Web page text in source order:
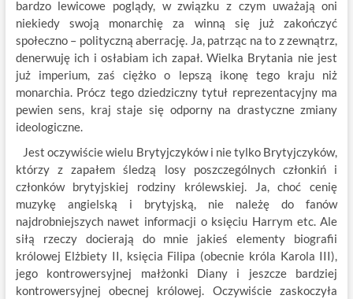
bardzo lewicowe poglądy, w związku z czym uważają oni
niekiedy swoją monarchię za winną się już zakończyć
społeczno – polityczną aberrację. Ja, patrząc na to z zewnątrz,
denerwuję ich i osłabiam ich zapał. Wielka Brytania nie jest
już imperium, zaś ciężko o lepszą ikonę tego kraju niż
monarchia. Prócz tego dziedziczny tytuł reprezentacyjny ma
pewien sens, kraj staje się odporny na drastyczne zmiany
ideologiczne.
Jest oczywiście wielu Brytyjczyków i nie tylko Brytyjczyków,
którzy z zapałem śledzą losy poszczególnych członkiń i
członków brytyjskiej rodziny królewskiej. Ja, choć cenię
muzykę angielską i brytyjską, nie należę do fanów
najdrobniejszych nawet informacji o księciu Harrym etc. Ale
siłą rzeczy docierają do mnie jakieś elementy biografii
królowej Elżbiety II, księcia Filipa (obecnie króla Karola III),
jego kontrowersyjnej małżonki Diany i jeszcze bardziej
kontrowersyjnej obecnej królowej. Oczywiście zaskoczyła